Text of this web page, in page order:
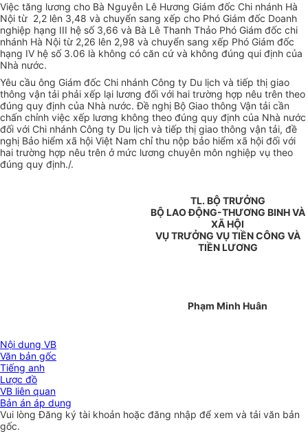
Việc tăng lương cho Bà Nguyễn Lê Hương Giám đốc Chi nhánh Hà
Nội từ 2,2 lên 3,48 và chuyển sang xếp cho Phó Giám đốc Doanh
nghiệp hạng III hệ số 3,66 và Bà Lê Thanh Thảo Phó Giám đốc chi
nhánh Hà Nội từ 2,26 lên 2,98 và chuyển sang xếp Phó Giám đốc
hạng IV hệ số 3.06 là không có căn cứ và không đúng qui định của
Nhà nước.
Yêu cầu ông Giám đốc Chi nhánh Công ty Du lịch và tiếp thị giao
thông vận tải phải xếp lại lương đối với hai trường hợp nêu trên theo
đúng quy định của Nhà nước. Đề nghị Bộ Giao thông Vận tải cần
chấn chỉnh việc xếp lương không theo đúng quy định của Nhà nước
đối với Chi nhánh Công ty Du lịch và tiếp thị giao thông vận tải, đề
nghị Bảo hiểm xã hội Việt Nam chỉ thu nộp bảo hiểm xã hội đối với
hai trường hợp nêu trên ở mức lương chuyên môn nghiệp vụ theo
đúng quy định./.
TL. BỘ TRƯỞNG
BỘ LAO ĐỘNG-THƯƠNG BINH VÀ
XÃ HỘI
VỤ TRƯỞNG VỤ TIỀN CÔNG VÀ
TIỀN LƯƠNG
Phạm Minh Huân
Nội dung VB
Văn bản gốc
Tiếng anh
Lược đồ
VB liên quan
Bản án áp dụng
Vui lòngĐăng ký tài khoản hoặc đăng nhập để xem và tải văn bản
gốc.